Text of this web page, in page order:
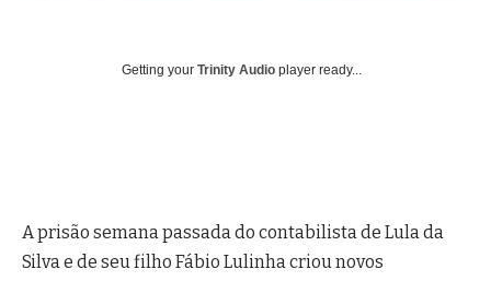
Getting your Trinity Audio player ready...
A prisão semana passada do contabilista de Lula da
Silva e de seu filho Fábio Lulinha criou novos